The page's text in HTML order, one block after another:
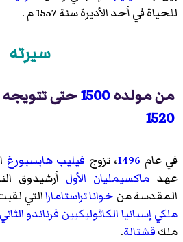
للحياة في أحد الأديرة سنة 1557 م .
سيرته
من مولده1500حتى تتويجه
1520
في عام 1496، تزوج فيليب هابسبورغ
عهد ماكسيمليان الأول أرشيدوق
المقدسةمن خوانا تراستاماراالتي
ملكي إسبانيا الكاثوليكيين فرناندو الثاني
ملكقشتالة.